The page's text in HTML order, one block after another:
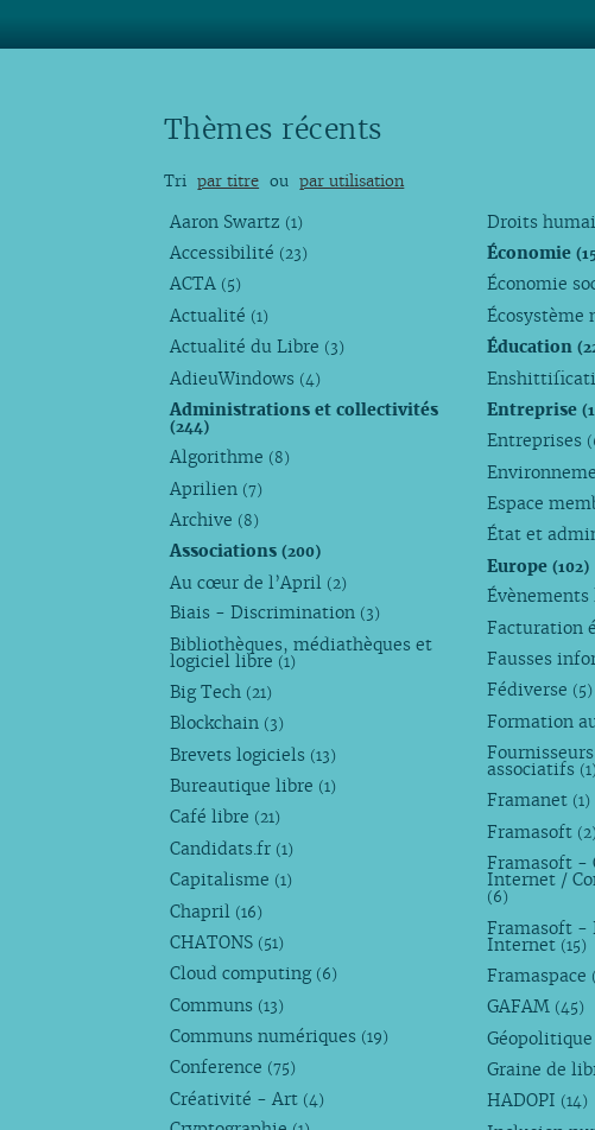
Thèmes récents
Tri par titre ou par utilisation
Aaron Swartz (1)
Accessibilité (23)
ACTA (5)
Actualité (1)
Actualité du Libre (3)
AdieuWindows (4)
Administrations et collectivités
(244)
Algorithme (8)
Aprilien (7)
Archive (8)
Associations(200)
Au cœur de l’April (2)
Biais - Discrimination (3)
Bibliothèques, médiathèques et
logiciel libre (1)
Big Tech (21)
Blockchain (3)
Brevets logiciels (13)
Bureautique libre (1)
Café libre (21)
Candidats.fr (1)
Capitalisme (1)
Chapril (16)
CHATONS (51)
Cloud computing (6)
Communs (13)
Communs numériques (19)
Conference (75)
Créativité - Art (4)
Droits
Économie
Économie
Écosystème
Éducation
Entreprise
Entreprises
Espace
État et
Europe(102)
Facturation
Fausses
Fédiverse (5)
Formation
associatifs (1)
Framanet (1)
Framasoft (2)
Framasoft -
Internet /
(6)
Framasoft -
Internet (15)
Framaspace
GAFAM (45)
Géopolitique
Graine de
HADOPI (14)